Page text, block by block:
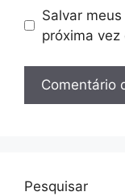
Salvar
próxima vez
Pesquisar